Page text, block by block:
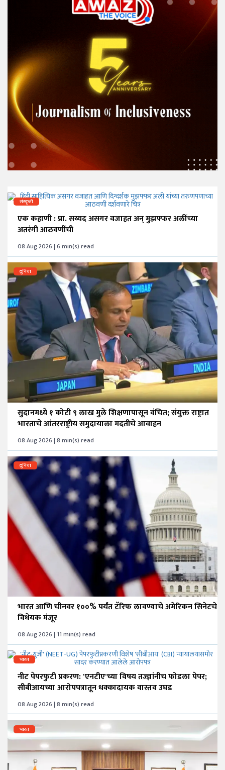
संस्कृती
एक कहाणी : प्रा. सय्यद असगर वजाहत अन् मुझफ्फर अलींच्या
अतरंगी आठवणींची
08 Aug 2026 | 6 min(s) read
दुनिया
सुदानमध्ये १ कोटी ९ लाख मुले शिक्षणापासून वंचित; संयुक्त राष्ट्रात
भारताचे आंतरराष्ट्रीय समुदायाला मदतीचे आवाहन
08 Aug 2026 | 8 min(s) read
दुनिया
भारत आणि चीनवर १००% पर्यंत टॅरिफ लावण्याचे अमेरिकन सिनेटचे
विधेयक मंजूर
08 Aug 2026 | 11 min(s) read
भारत
नीट पेपरफुटी प्रकरण: 'एनटीए'च्या विषय तज्ज्ञांनीच फोडला पेपर;
सीबीआयच्या आरोपपत्रातून धक्कादायक वास्तव उघड
08 Aug 2026 | 8 min(s) read
भारत